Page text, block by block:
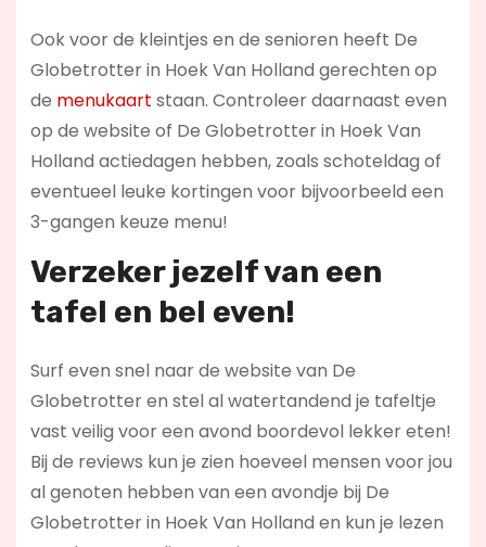
Ook voor de kleintjes en de senioren heeft De
Globetrotter in Hoek Van Holland gerechten op
de menukaart staan. Controleer daarnaast even
op de website of De Globetrotter in Hoek Van
Holland actiedagen hebben, zoals schoteldag of
eventueel leuke kortingen voor bijvoorbeeld een
3-gangen keuze menu!
Verzeker jezelf van een
tafel en bel even!
Surf even snel naar de website van De
Globetrotter en stel al watertandend je tafeltje
vast veilig voor een avond boordevol lekker eten!
Bij de reviews kun je zien hoeveel mensen voor jou
al genoten hebben van een avondje bij De
Globetrotter in Hoek Van Holland en kun je lezen